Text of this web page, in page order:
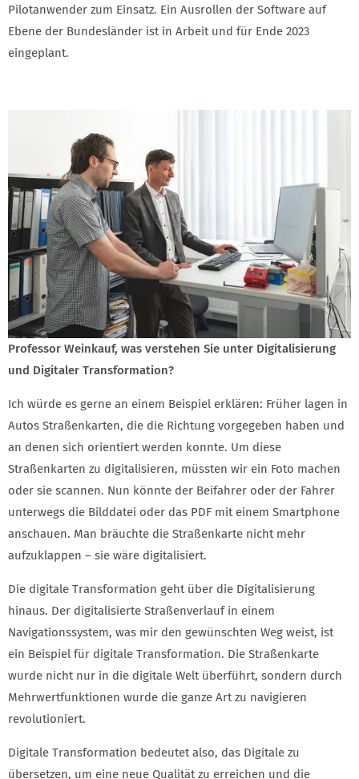
Pilotanwender zum Einsatz. Ein Ausrollen der Software auf
Ebene der Bundesländer ist in Arbeit und für Ende 2023
eingeplant.
Professor Weinkauf, was verstehen Sie unter Digitalisierung
und Digitaler Transformation?
Ich würde es gerne an einem Beispiel erklären: Früher lagen in
Autos Straßenkarten, die die Richtung vorgegeben haben und
an denen sich orientiert werden konnte. Um diese
Straßenkarten zu digitalisieren, müssten wir ein Foto machen
oder sie scannen. Nun könnte der Beifahrer oder der Fahrer
unterwegs die Bilddatei oder das PDF mit einem Smartphone
anschauen. Man bräuchte die Straßenkarte nicht mehr
aufzuklappen – sie wäre digitalisiert.
Die digitale Transformation geht über die Digitalisierung
hinaus. Der digitalisierte Straßenverlauf in einem
Navigationssystem, was mir den gewünschten Weg weist, ist
ein Beispiel für digitale Transformation. Die Straßenkarte
wurde nicht nur in die digitale Welt überführt, sondern durch
Mehrwertfunktionen wurde die ganze Art zu navigieren
revolutioniert.
Digitale Transformation bedeutet also, das Digitale zu
übersetzen, um eine neue Qualität zu erreichen und die